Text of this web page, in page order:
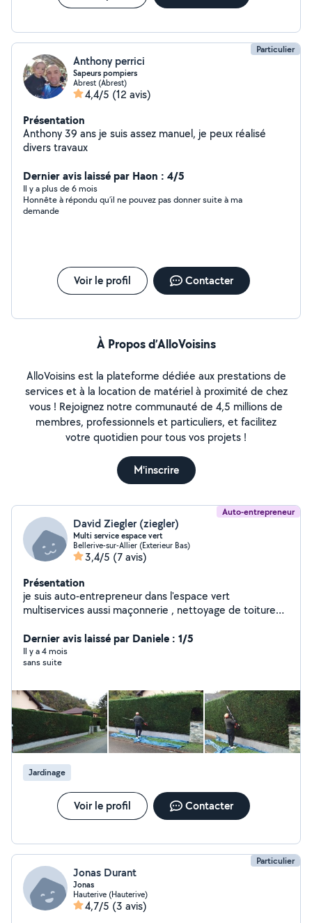
Particulier
Anthony perrici
Sapeurs pompiers
Abrest (Abrest)
4,4/5 (12 avis)
Présentation
Anthony 39 ans je suis assez manuel, je peux réalisé
divers travaux
Dernier avis laissé par Haon : 4/5
Il y a plus de 6 mois
Honnête à répondu qu’il ne pouvez pas donner suite à ma
demande
Voir le profil Contacter
À Propos d’AlloVoisins
AlloVoisins est la plateforme dédiée aux prestations de
services et à la location de matériel à proximité de chez
vous ! Rejoignez notre communauté de 4,5 millions de
membres, professionnels et particuliers, et facilitez
votre quotidien pour tous vos projets !
M'inscrire
Auto-entrepreneur
David Ziegler (ziegler)
Multi service espace vert
Bellerive-sur-Allier (Exterieur Bas)
3,4/5 (7 avis)
Présentation
je suis auto-entrepreneur dans l'espace vert
multiservices aussi maçonnerie , nettoyage de toiture
entretien des maisons, portail, Muret, façade, entretien
du parc , je suis quelqu'un de très discret qui travaille
Dernier avis laissé par Daniele : 1/5
Il y a 4 mois
sans suite
Jardinage
Voir le profil Contacter
Particulier
Jonas Durant
Jonas
Hauterive (Hauterive)
4,7/5 (3 avis)